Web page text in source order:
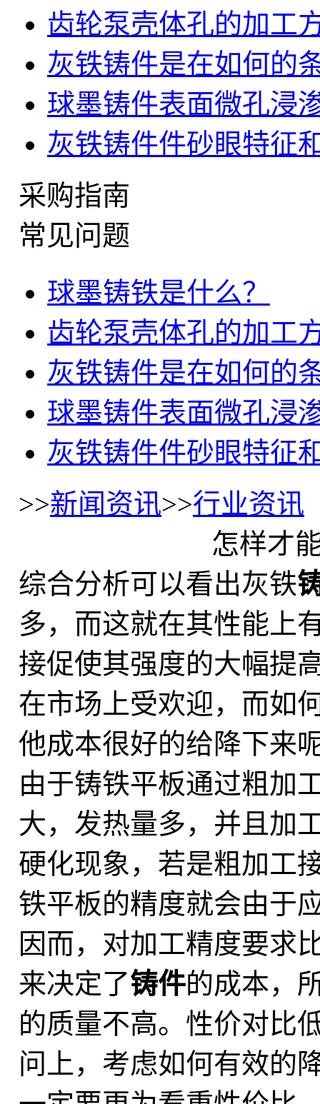
齿轮泵壳体孔的加工
灰铁铸件是在如何的
球墨铸件表面微孔浸
灰铁铸件件砂眼特征
采购指南
常见问题
球墨铸铁是什么？
齿轮泵壳体孔的加工
灰铁铸件是在如何的
球墨铸件表面微孔浸
灰铁铸件件砂眼特征
>>新闻资讯>>行业资讯
怎样才
综合分析可以看出灰铁
多，而这就在其性能上
接促使其强度的大幅提
在市场上受欢迎，而如
他成本很好的给降下来
由于铸铁平板通过粗加
大，发热量多，并且加
硬化现象，若是粗加工
铁平板的精度就会由于
因而，对加工精度要求
来决定了铸件的成本，
的质量不高。性价对比
问上，考虑如何有效的